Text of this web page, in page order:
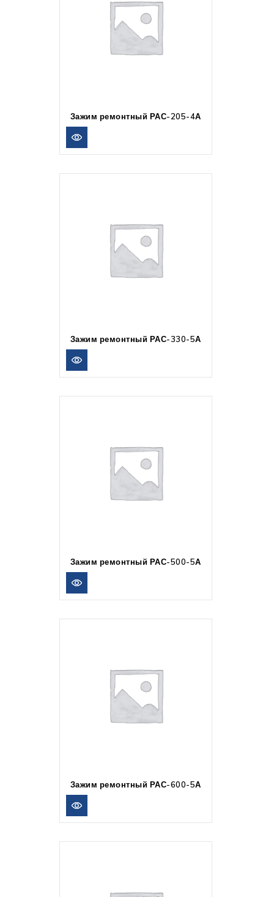
Зажим ремонтный РАС-205-4А
Зажим ремонтный РАС-330-5А
Зажим ремонтный РАС-500-5А
Зажим ремонтный РАС-600-5А